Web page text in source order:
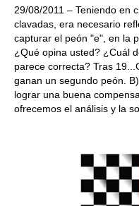
29/08/2011 – Teniendo en
clavadas, era necesario
capturar el peón "e", en la
¿Qué opina usted? ¿Cuál
parece correcta? Tras
ganan un segundo peón.
lograr una buena
ofrecemos el análisis y la